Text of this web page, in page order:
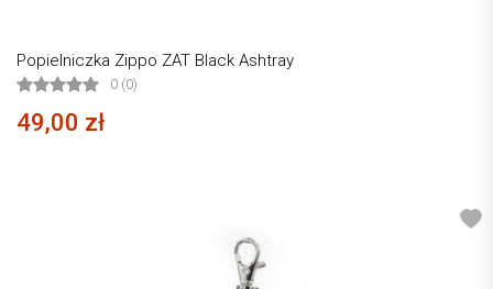
Popielniczka Zippo ZAT Black Ashtray
0 (0)
49,00 zł